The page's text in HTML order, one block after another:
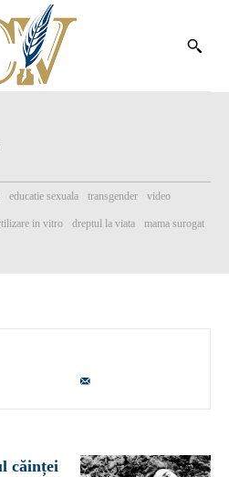
educatie sexuala transgender video
in vitro dreptul la viata mama surogat
căinței